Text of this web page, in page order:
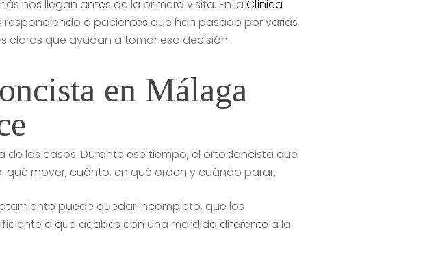
nos llegan antes de la primera visita. En laClínica
respondiendo a pacientes que han pasado por varias
claras que ayudan a tomar esa decisión.
en Málaga
de los casos. Durante ese tiempo, el ortodoncista que
mover, cuánto, en qué orden y cuándo parar.
puede quedar incompleto, que los
o que acabes con una mordida diferente a la